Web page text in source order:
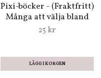
Pixi-böcker - (Fraktfritt)
Många att välja bland
25 kr
LÄGG I KORGEN